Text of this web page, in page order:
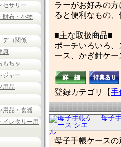
セサリー
財布・小物
デコ関係
康
もちゃ
ジャー
用品
用品・食器
イレタリー用
ラーがお好みの
ると便利なもの
■主な取扱商品■
ポーチいろいろ
ース、かぎ針ケ
登録カテゴリ【手
母子
母子手帳ケース